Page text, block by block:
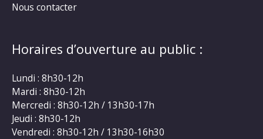
Nous contacter
Horaires d’ouverture au public :
Lundi : 8h30-12h
Mardi : 8h30-12h
Mercredi : 8h30-12h / 13h30-17h
Jeudi : 8h30-12h
Vendredi : 8h30-12h / 13h30-16h30